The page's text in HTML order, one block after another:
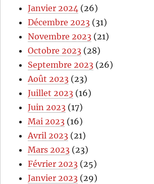
Janvier 2024 (26)
Décembre 2023 (31)
Novembre 2023 (21)
Octobre 2023 (28)
Septembre 2023 (26)
Août 2023 (23)
Juillet 2023 (16)
Juin 2023 (17)
Mai 2023 (16)
Avril 2023 (21)
Mars 2023 (23)
Février 2023 (25)
Janvier 2023 (29)